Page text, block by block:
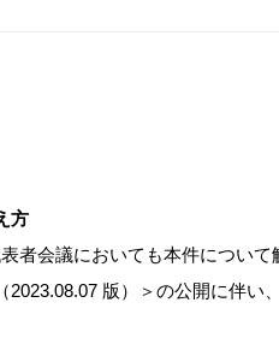
方
者会議においても本件につい
版）＞の公開に伴い